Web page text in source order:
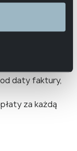
na
nie powinna w
daty faktury,
za każdą